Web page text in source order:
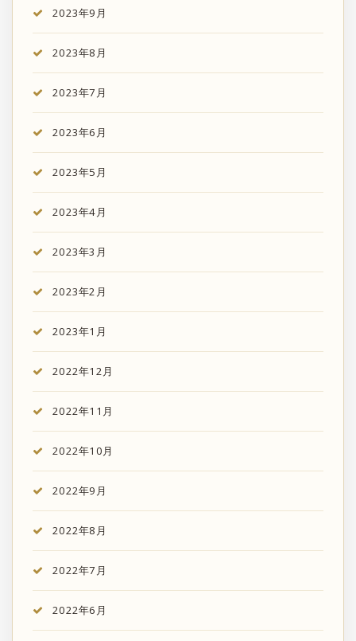
2023年9月
2023年8月
2023年7月
2023年6月
2023年5月
2023年4月
2023年3月
2023年2月
2023年1月
2022年12月
2022年11月
2022年10月
2022年9月
2022年8月
2022年7月
2022年6月